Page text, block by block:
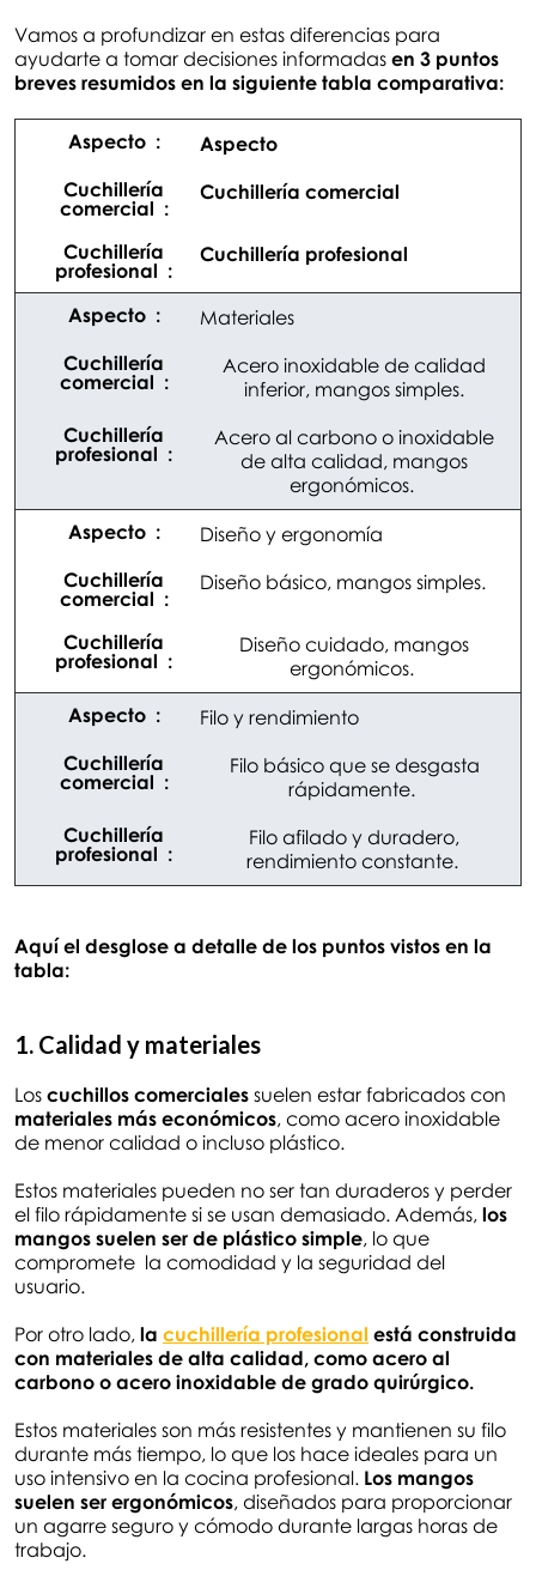
Vamos a profundizar en estas diferencias para
ayudarte a tomar decisiones informadas en 3 puntos
breves resumidos en la siguiente tabla comparativa:
Aspecto
Cuchillería comercial
Cuchillería profesional
Materiales
Acero inoxidable de calidad
inferior, mangos simples.
Acero al carbono o inoxidable
de alta calidad, mangos
ergonómicos.
Diseño y ergonomía
Diseño básico, mangos simples.
Diseño cuidado, mangos
ergonómicos.
Filo y rendimiento
Filo básico que se desgasta
rápidamente.
Filo afilado y duradero,
rendimiento constante.
Aquí el desglose a detalle de los puntos vistos en la
tabla:
1. Calidad y materiales
Los cuchillos comerciales suelen estar fabricados con
materiales más económicos, como acero inoxidable
de menor calidad o incluso plástico.
Estos materiales pueden no ser tan duraderos y perder
el filo rápidamente si se usan demasiado. Además, los
mangos suelen ser de plástico simple, lo que
compromete la comodidad y la seguridad del
usuario.
Por otro lado, la cuchillería profesional está construida
con materiales de alta calidad, como acero al
carbono o acero inoxidable de grado quirúrgico.
Estos materiales son más resistentes y mantienen su filo
durante más tiempo, lo que los hace ideales para un
uso intensivo en la cocina profesional. Los mangos
suelen ser ergonómicos, diseñados para proporcionar
un agarre seguro y cómodo durante largas horas de
trabajo.